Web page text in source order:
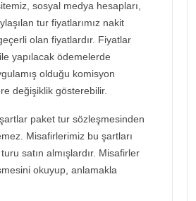
sosyal medya hesapları,
tur fiyatlarımız nakit
olan fiyatlardır. Fiyatlar
yapılacak ödemelerde
olduğu komisyon
değişiklik gösterebilir.
paket tur sözleşmesinden
Misafirlerimiz bu şartları
satın almışlardır. Misafirler
okuyup, anlamakla